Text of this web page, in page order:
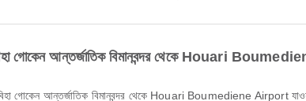
গোকেন আন্তর্জাতিক বিমানবন্দর থেকে Houari